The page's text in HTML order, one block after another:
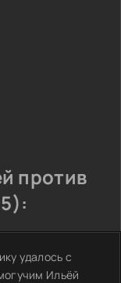
против
удалось с
Ильёй